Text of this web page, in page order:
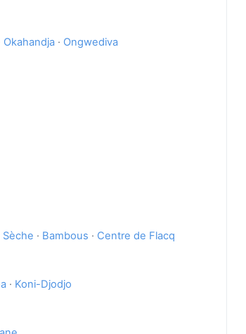
Okahandja · Ongwediva
Sèche · Bambous · Centre de Flacq
· Koni-Djodjo